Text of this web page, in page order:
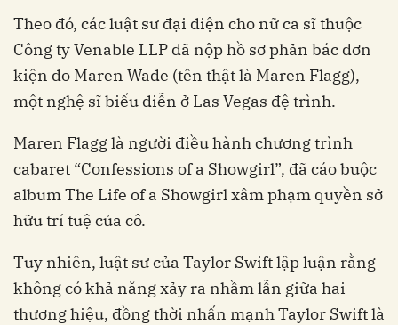
Theo đó, các luật sư đại diện cho nữ ca sĩ thuộc
Công ty Venable LLP đã nộp hồ sơ phản bác đơn
kiện do Maren Wade (tên thật là Maren Flagg),
một nghệ sĩ biểu diễn ở Las Vegas đệ trình.
Maren Flagg là người điều hành chương trình
cabaret “Confessions of a Showgirl”, đã cáo buộc
album The Life of a Showgirl xâm phạm quyền sở
hữu trí tuệ của cô.
Tuy nhiên, luật sư của Taylor Swift lập luận rằng
không có khả năng xảy ra nhầm lẫn giữa hai
thương hiệu, đồng thời nhấn mạnh Taylor Swift là